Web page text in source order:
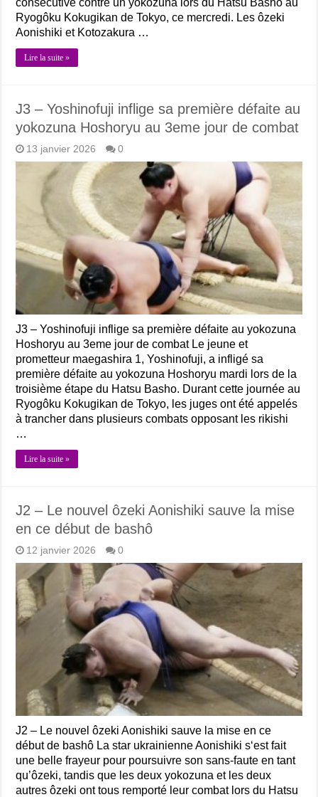
consécutive contre un yokozuna lors du Hatsu Bashô au
Ryogôku Kokugikan de Tokyo, ce mercredi. Les ôzeki
Aonishiki et Kotozakura …
Lire la suite »
J3 – Yoshinofuji inflige sa première défaite au
yokozuna Hoshoryu au 3eme jour de combat
13 janvier 2026 0
J3 – Yoshinofuji inflige sa première défaite au yokozuna
Hoshoryu au 3eme jour de combat Le jeune et
prometteur maegashira 1, Yoshinofuji, a infligé sa
première défaite au yokozuna Hoshoryu mardi lors de la
troisième étape du Hatsu Basho. Durant cette journée au
Ryogôku Kokugikan de Tokyo, les juges ont été appelés
à trancher dans plusieurs combats opposant les rikishi
…
Lire la suite »
J2 – Le nouvel ôzeki Aonishiki sauve la mise
en ce début de bashô
12 janvier 2026 0
J2 – Le nouvel ôzeki Aonishiki sauve la mise en ce
début de bashô La star ukrainienne Aonishiki s‘est fait
une belle frayeur pour poursuivre son sans-faute en tant
qu’ôzeki, tandis que les deux yokozuna et les deux
autres ôzeki ont tous remporté leur combat lors du Hatsu